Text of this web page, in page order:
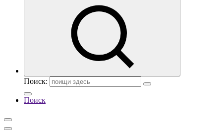
Поиск:
Поиск